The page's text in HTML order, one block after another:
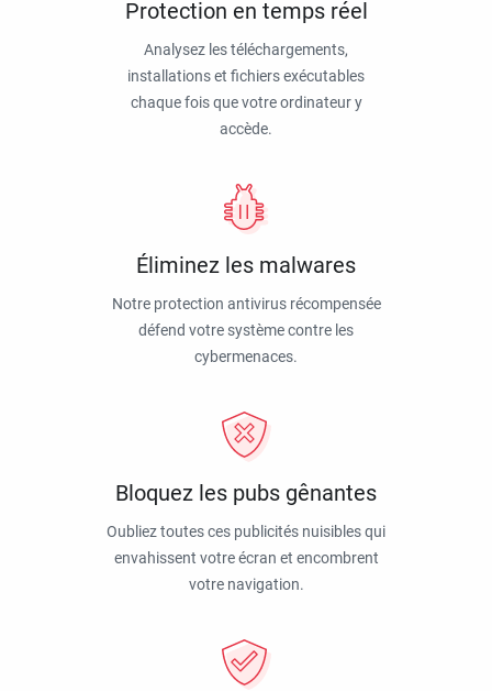
Protection en temps réel
Analysez les téléchargements,
installations et fichiers exécutables
chaque fois que votre ordinateur y
accède.
Éliminez les malwares
Notre protection antivirus récompensée
défend votre système contre les
cybermenaces.
Bloquez les pubs gênantes
Oubliez toutes ces publicités nuisibles qui
envahissent votre écran et encombrent
votre navigation.